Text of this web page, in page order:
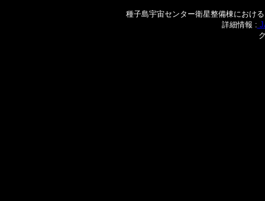
種子島宇宙センター衛星整備棟におけ
詳細情報 :